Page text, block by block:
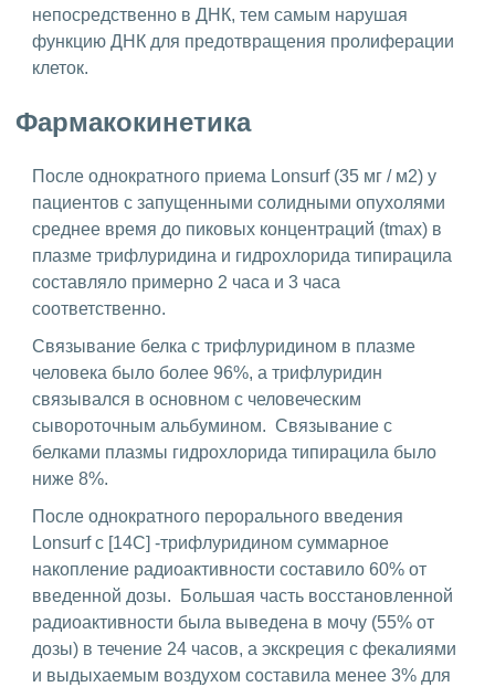
непосредственно в ДНК, тем самым нарушая
функцию ДНК для предотвращения пролиферации
клеток.
Фармакокинетика
После однократного приема Lonsurf (35 мг / м2) у
пациентов с запущенными солидными опухолями
среднее время до пиковых концентраций (tmax) в
плазме трифлуридина и гидрохлорида типирацила
составляло примерно 2 часа и 3 часа
соответственно.
Связывание белка с трифлуридином в плазме
человека было более 96%, а трифлуридин
связывался в основном с человеческим
сывороточным альбумином. Связывание с
белками плазмы гидрохлорида типирацила было
ниже 8%.
После однократного перорального введения
Lonsurf с [14C] -трифлуридином суммарное
накопление радиоактивности составило 60% от
введенной дозы. Большая часть восстановленной
радиоактивности была выведена в мочу (55% от
дозы) в течение 24 часов, а экскреция с фекалиями
и выдыхаемым воздухом составила менее 3% для